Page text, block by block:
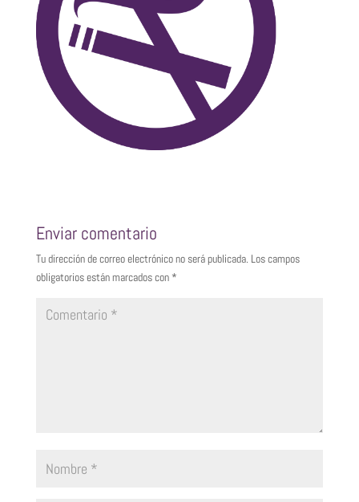
Enviar comentario
Tu dirección de correo electrónico no será publicada. Los campos
obligatorios están marcados con *